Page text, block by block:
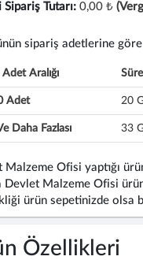
Sipariş Tutarı: 0,00 ₺
sipariş adetlerine
Aralığı Süre
Adet 20
Daha Fazlası 33
Malzeme Ofisi yaptığı
Devlet Malzeme Ofisi
ürün sepetinizde olsa
Özellikleri